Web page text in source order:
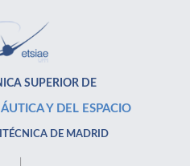
SUPERIOR DE
Y DEL ESPACIO
DE MADRID